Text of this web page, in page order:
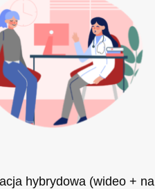
Dodaj Do Koszyka
hybrydowa (wideo + na